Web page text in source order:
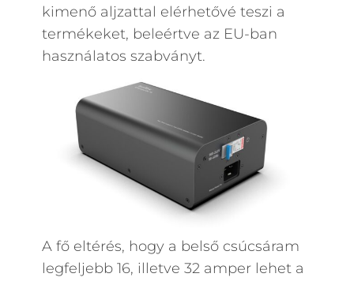
kimenő aljzattal elérhetővé teszi a
termékeket, beleértve az EU-ban
használatos szabványt.
A fő eltérés, hogy a belső csúcsáram
legfeljebb 16, illetve 32 amper lehet a